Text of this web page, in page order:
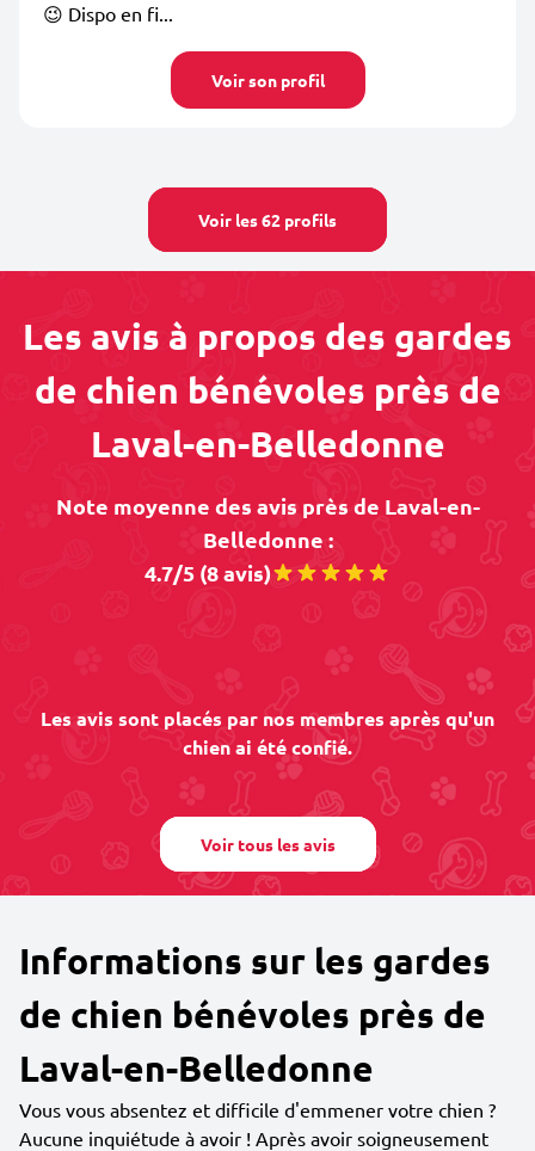
😉 Dispo en fi...
Voir son profil
Voir les 62 profils
Les avis à propos des gardes
de chien bénévoles près de
Laval-en-Belledonne
Note moyenne des avis près de Laval-en-
Belledonne :
4.7/5 (8 avis)
Les avis sont placés par nos membres après qu'un
chien ai été confié.
Voir tous les avis
Informations sur les gardes
de chien bénévoles près de
Laval-en-Belledonne
Vous vous absentez et difficile d'emmener votre chien ?
Aucune inquiétude à avoir ! Après avoir soigneusement